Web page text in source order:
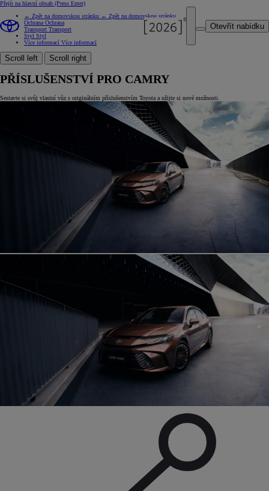
Přejít na hlavní obsah (Press Enter)
Otevřít nabídku
← Zpět na domovskou stránku ← Zpět na domovskou stránku
Ochrana Ochrana
Transport Transport
Styl Styl
Více informací Více informací
Scroll left Scroll right
PŘÍSLUŠENSTVÍ PRO CAMRY
Sestavte si svůj vlastní vůz s originálním příslušenstvím Toyota a užijte si nové možnosti.